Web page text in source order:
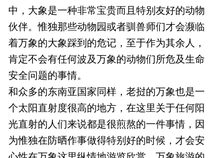
中，大象是一种非常宝贵而且特别友好的动物
伙伴。惟独那些动物园或者驯兽师们才会濒临
着万象的大象踩到的危记，至于作为其余人，
肯定不会有任何波及万象的动物们所危及生命
安全问题的事情。
和众多的东南亚国家同样，老挝的万象也是一
个太阳直射度很高的地方，在这里关于任何阳
光直射的人们来说都是很煎熬的一件事情，因
为惟独在防晒作事做得特别好的时候，才会安